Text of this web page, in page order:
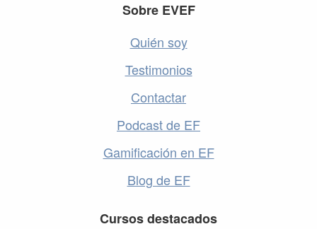
Sobre EVEF
Quién soy
Testimonios
Contactar
Podcast de EF
Gamificación en EF
Blog de EF
Cursos destacados